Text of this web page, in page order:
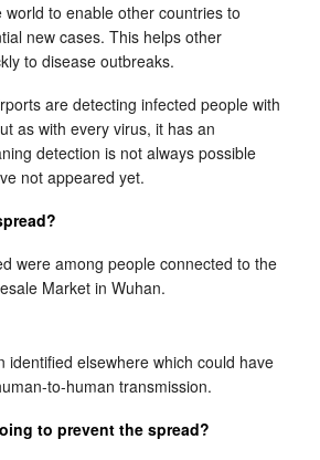
to enable other countries to
new cases. This helps other
to disease outbreaks.
are detecting infected people with
as with every virus, it has an
detection is not always possible
not appeared yet.
were among people connected to the
Market in Wuhan.
identified elsewhere which could have
to-human transmission.
to prevent the spread?